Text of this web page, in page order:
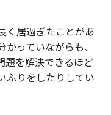
く居過ぎたことがあ
っていながらも、
題を解決できるほど
ふりをしたりしてい